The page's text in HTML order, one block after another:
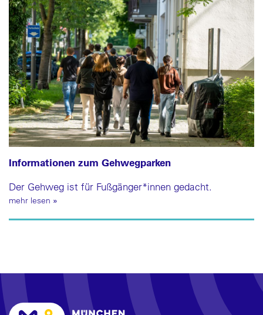
Informationen zum Gehwegparken
Der Gehweg ist für Fußgänger*innen gedacht.
mehr lesen »